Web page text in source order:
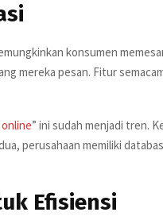
konsumen
mereka pesan. Fitur
” ini sudah menjadi tren.
perusahaan memiliki
Efisiensi